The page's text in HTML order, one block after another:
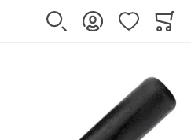
Szukaj Zaloguj sięUlubione